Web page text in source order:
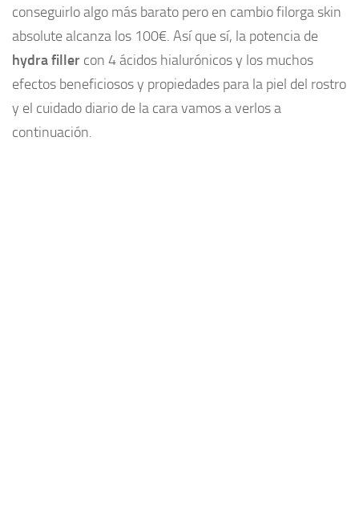
Aceites
Alimentación
Articulaciones
conseguirlo algo más barato pero en cambio filorga skin
absolute alcanza los 100€. Así que sí, la potencia de
hydra filler con 4 ácidos hialurónicos y los muchos
efectos beneficiosos y propiedades para la piel del rostro
y el cuidado diario de la cara vamos a verlos a
continuación.